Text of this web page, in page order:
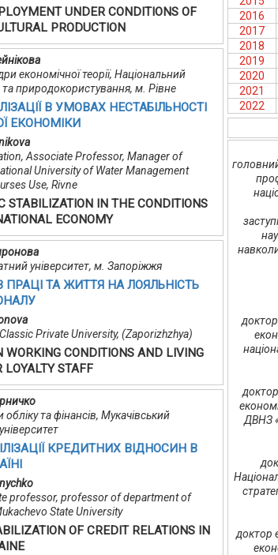
UNDER CONDITIONS OF
PRODUCTION
економічної теорії, Національний
природокористування, м. Рівне
В УМОВАХ НЕСТАБІЛЬНОСТІ
ЕКОНОМІКИ
Associate Professor, Manager of
University of Water Management
Use, Rivne
STABILIZATION IN THE CONDITIONS
ECONOMY
університет, м. Запоріжжя
ТА ЖИТТЯ НА ЛОЯЛЬНІСТЬ
Private University, (Zaporizhzhya)
WORKING CONDITIONS AND LIVING
LOYALTY STAFF
та фінансів, Мукачівський
КРЕДИТНИХ ВІДНОСИН В
professor, professor of department of
State University
OF CREDIT RELATIONS IN
2016
2017
2018
2019
2020
2021
2022
ДВНЗ
доктор